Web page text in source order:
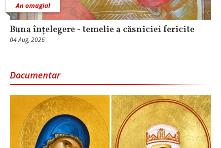
An omagial
Buna înțelegere - temelie a căsniciei fericite
04 Aug, 2026
Documentar